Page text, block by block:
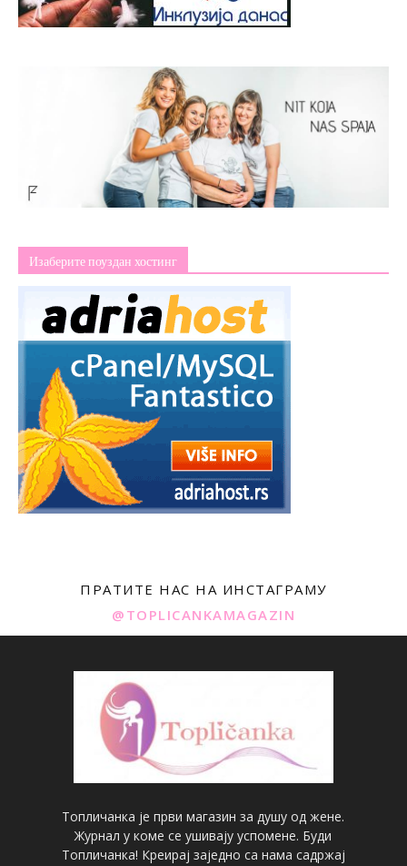
Изаберите поуздан хостинг
ПРАТИТЕ НАС НА ИНСТАГРАМУ
@TOPLICANKAMAGAZIN
Топличанка је први магазин за душу од жене.
Журнал у коме се ушивају успомене. Буди
Топличанка! Креирај заједно са нама садржај